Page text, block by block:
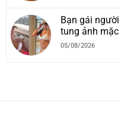
Bạn gái
tung ảnh
05/08/2026